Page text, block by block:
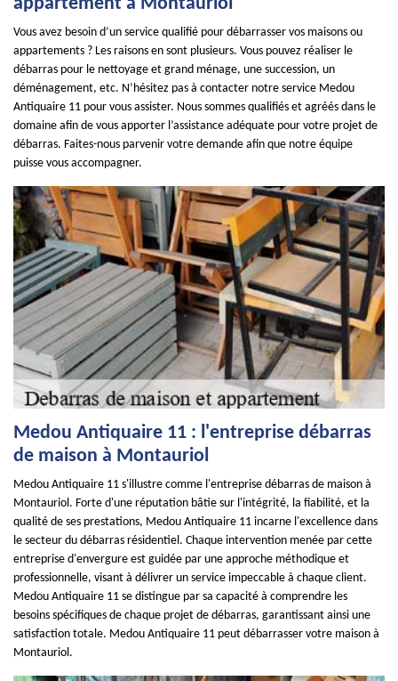
Vous avez besoin d’un service qualifié pour débarrasser vos maisons ou
appartements ? Les raisons en sont plusieurs. Vous pouvez réaliser le
débarras pour le nettoyage et grand ménage, une succession, un
déménagement, etc. N’hésitez pas à contacter notre service Medou
Antiquaire 11 pour vous assister. Nous sommes qualifiés et agréés dans le
domaine afin de vous apporter l’assistance adéquate pour votre projet de
débarras. Faites-nous parvenir votre demande afin que notre équipe
puisse vous accompagner.
Medou Antiquaire 11 : l'entreprise débarras
de maison à Montauriol
Medou Antiquaire 11 s'illustre comme l'entreprise débarras de maison à
Montauriol. Forte d'une réputation bâtie sur l'intégrité, la fiabilité, et la
qualité de ses prestations, Medou Antiquaire 11 incarne l'excellence dans
le secteur du débarras résidentiel. Chaque intervention menée par cette
entreprise d'envergure est guidée par une approche méthodique et
professionnelle, visant à délivrer un service impeccable à chaque client.
Medou Antiquaire 11 se distingue par sa capacité à comprendre les
besoins spécifiques de chaque projet de débarras, garantissant ainsi une
satisfaction totale. Medou Antiquaire 11 peut débarrasser votre maison à
Montauriol.